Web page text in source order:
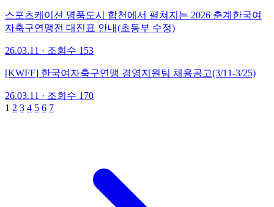
스포츠케이션 명품도시 합천에서 펼쳐지는 2026 춘계한국여
자축구연맹전 대진표 안내(초등부 수정)
26.03.11 · 조회수 153
[KWFF] 한국여자축구연맹 경영지원팀 채용공고(3/11-3/25)
26.03.11 · 조회수 170
1 2 3 4 5 6 7